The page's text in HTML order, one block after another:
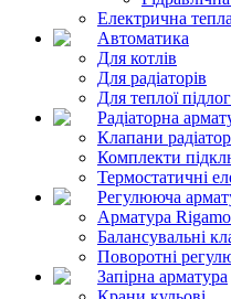
Електрична
Автоматика
Для котлів
Для радіаторів
Для теплої
Радіаторна
Клапани
Комплекти
Термостатичні
Регулююча
Арматура
Балансувальні
Поворотні
Запірна арматура